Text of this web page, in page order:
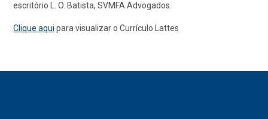
escritório L. O. Batista, SVMFA Advogados.
Clique aqui para visualizar o Currículo Lattes